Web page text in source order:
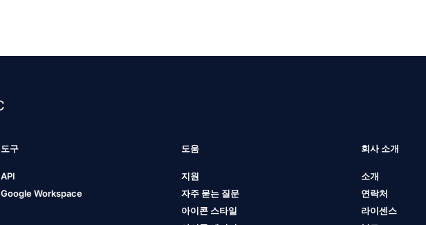
도구
API
Google Workspace
도움
지원
자주 묻는 질문
아이콘 스타일
회사 소개
소개
연락처
라이센스